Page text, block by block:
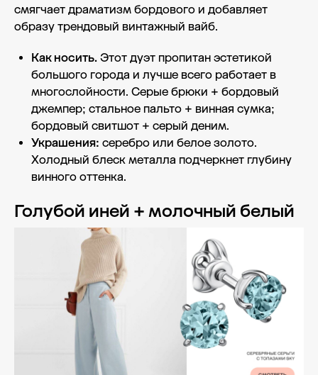
смягчает драматизм бордового и добавляет
образу трендовый винтажный вайб.
Как носить. Этот дуэт пропитан эстетикой
большого города и лучше всего работает в
многослойности. Серые брюки + бордовый
джемпер; стальное пальто + винная сумка;
бордовый свитшот + серый деним.
Украшения: серебро или белое золото.
Холодный блеск металла подчеркнет глубину
винного оттенка.
Голубой иней + молочный белый